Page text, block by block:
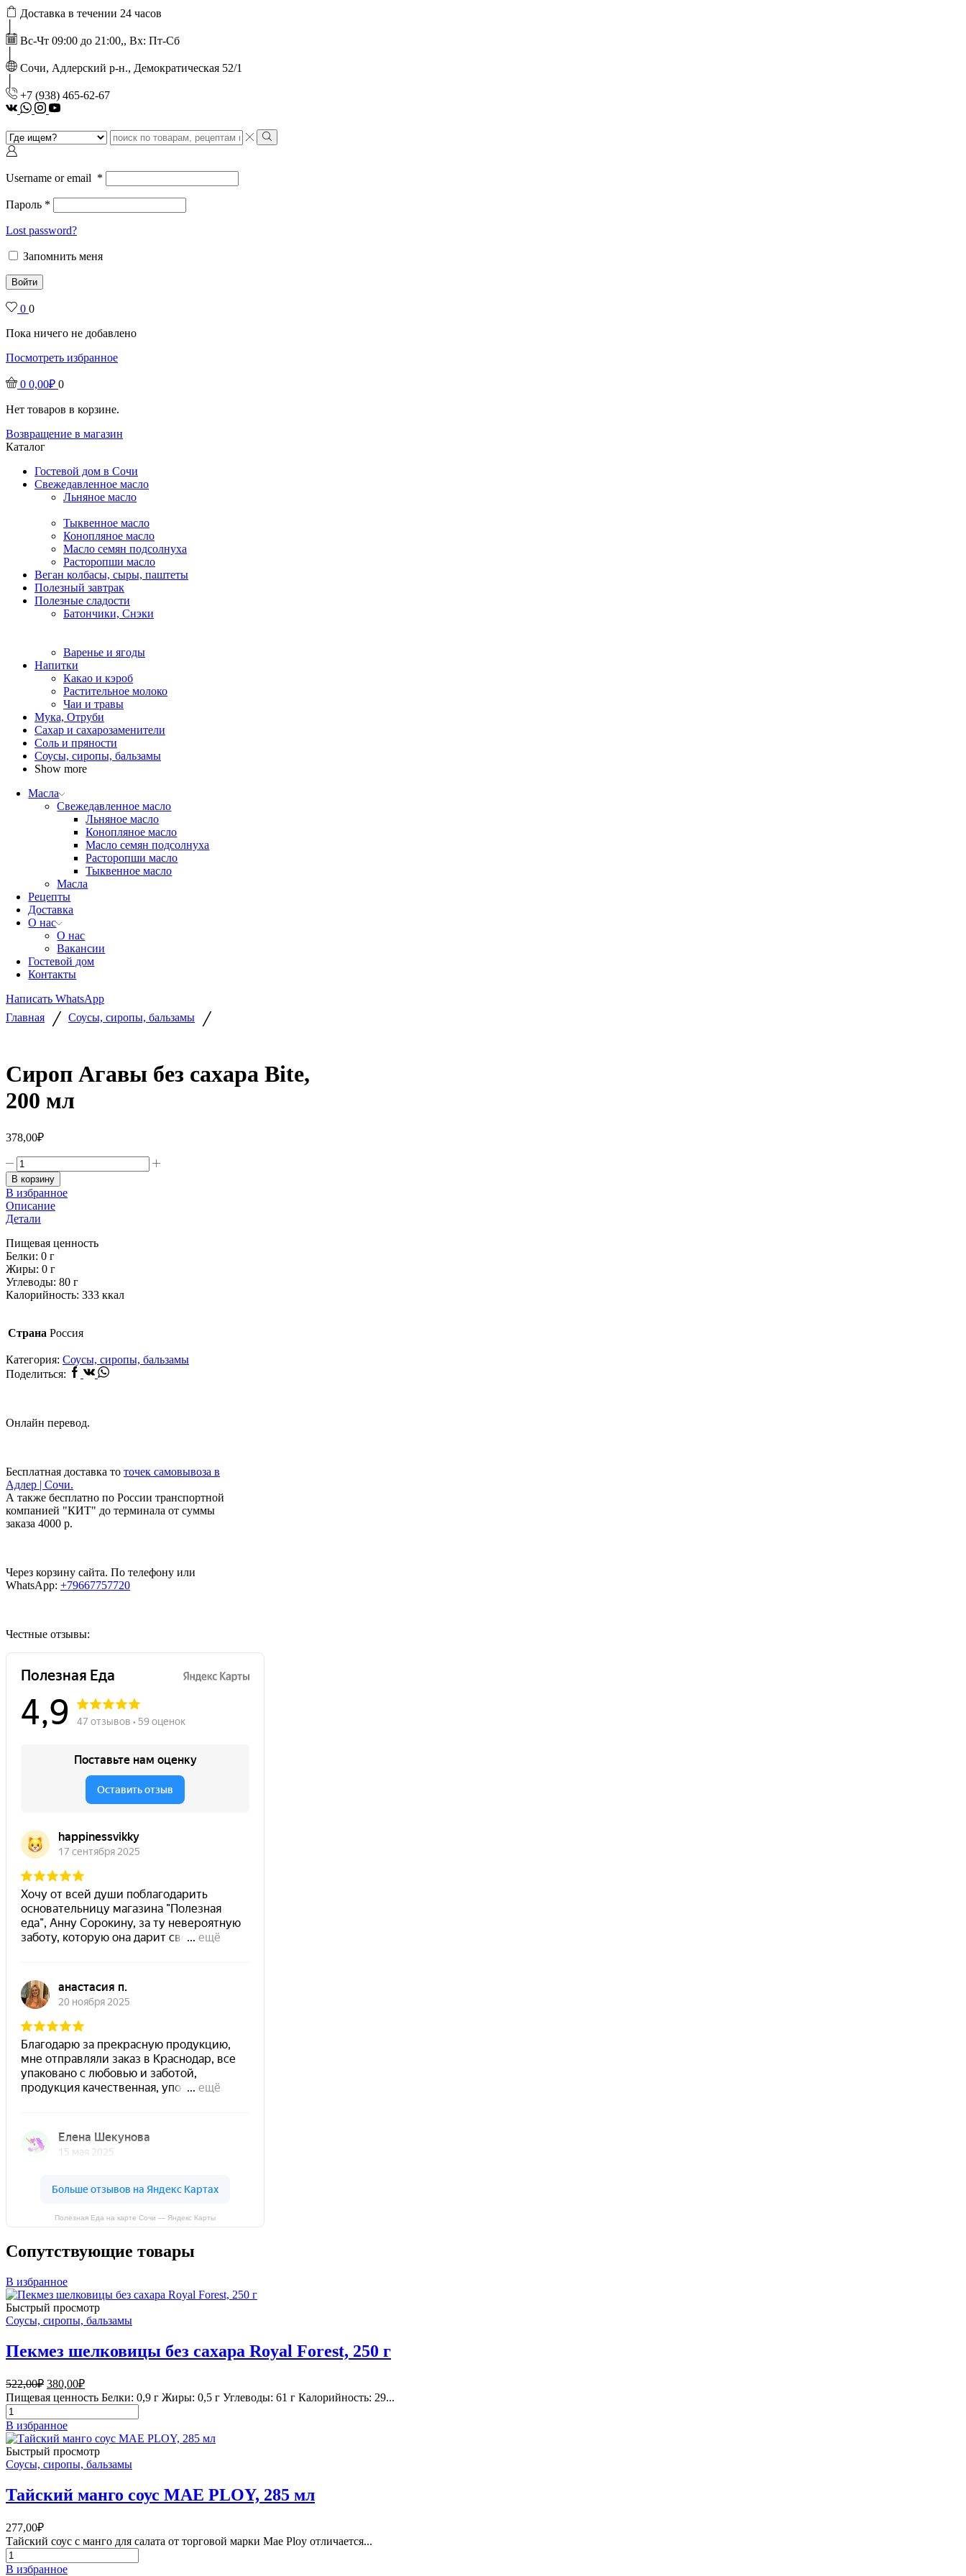
Доставка в течении 24 часов
Вс-Чт 09:00 до 21:00,, Вх: Пт-Сб
Сочи, Адлерский р-н., Демократическая 52/1
‭+7 (938) 465-62-67‬
vk Whatsapp
Instagram
Youtube
Search
input
Search
Username or email *
Пароль *
Lost password?
Запомнить меня
Войти
0 0
Пока ничего не добавлено
Посмотреть избранное
0 0,00₽ 0
Нет товаров в корзине.
Возвращение в магазин
Каталог
Гостевой дом в Сочи
Свежедавленное масло
Льняное масло
Тыквенное масло
Конопляное масло
Масло семян подсолнуха
Расторопши масло
Веган колбасы, сыры, паштеты
Полезный завтрак
Полезные сладости
Батончики, Снэки
Варенье и ягоды
Напитки
Какао и кэроб
Растительное молоко
Чаи и травы
Мука, Отруби
Сахар и сахарозаменители
Соль и пряности
Соусы, сиропы, бальзамы
Show more
Масла
Свежедавленное масло
Льняное масло
Конопляное масло
Масло семян подсолнуха
Расторопши масло
Тыквенное масло
Масла
Рецепты
Доставка
О нас
О нас
Вакансии
Гостевой дом
Контакты
Написать WhatsApp
Главная / Соусы, сиропы, бальзамы /
Сироп Агавы без сахара Bite,
200 мл
378,00₽
Количество
товара
Сироп
Агавы
без
сахара
Bite,
200
мл
В корзину
В избранное
Описание
Детали
Пищевая ценность
Белки: 0 г
Жиры: 0 г
Углеводы: 80 г
Калорийность: 333 ккал
Страна Россия
Категория: Соусы, сиропы, бальзамы
Поделиться: Facebook
Vk Whatsapp
Онлайн перевод.
Бесплатная доставка то точек самовывоза в
Адлер | Сочи.
А также бесплатно по России транспортной
компанией "КИТ" до терминала от суммы
заказа 4000 р.
Через корзину сайта. По телефону или
WhatsApp: +79667757720
Честные отзывы:
Полезная Еда на карте Сочи — Яндекс Карты
Сопутствующие товары
В избранное
Быстрый просмотр
Соусы, сиропы, бальзамы
Пекмез шелковицы без сахара Royal Forest, 250 г
522,00₽ Первоначальная
цена
составляла
522,00₽.
380,00₽Текущая
цена:
380,00₽.
Пищевая ценность Белки: 0,9 г Жиры: 0,5 г Углеводы: 61 г Калорийность: 29...
Количество
товара
Пекмез
шелковицы
без
сахара
Royal
Forest,
г
В избранное
Быстрый просмотр
Соусы, сиропы, бальзамы
Тайский манго соус MAE PLOY, 285 мл
277,00₽
Тайский соус с манго для салата от торговой марки Mae Ploy отличается...
Количество
товара
В избранное